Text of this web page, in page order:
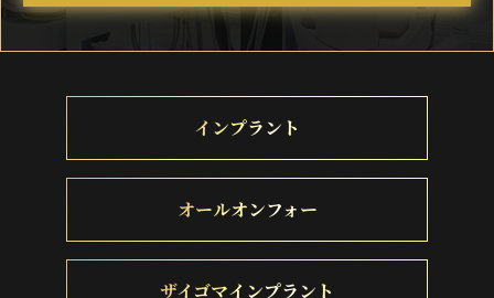
インプラント
オールオンフォー
ザイゴマインプラント